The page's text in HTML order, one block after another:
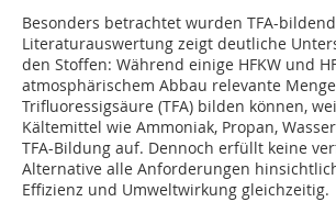
Besonders betrachtet wurden TFA-
Literaturauswertung zeigt deutliche
den Stoffen: Während einige HFKW und
atmosphärischem Abbau relevante
Trifluoressigsäure (TFA) bilden können,
Kältemittel wie Ammoniak, Propan,
TFA-Bildung auf. Dennoch erfüllt keine
Alternative alle Anforderungen
Effizienz und Umweltwirkung gleichzeitig.